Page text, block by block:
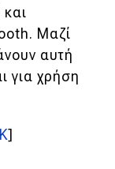
Μαζί
αυτή
για χρήση
]